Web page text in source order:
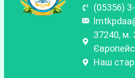
(05356)
37240, м.
Наш